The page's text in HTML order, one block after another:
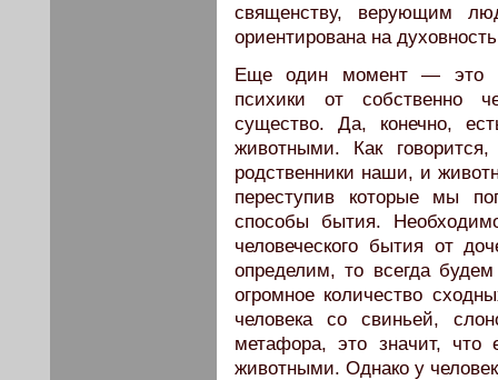
священству, верующим
ориентирована на
Еще один момент — это
психики от собственно
существо. Да, конечно,
животными. Как
родственники наши, и
переступив которые мы
способы бытия.
человеческого бытия от
определим, то всегда
огромное количество
человека со свиньей,
метафора, это значит,
животными. Однако у